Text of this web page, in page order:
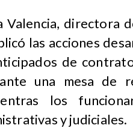
directora
las acciones
de
una mesa de
los
y judiciales.